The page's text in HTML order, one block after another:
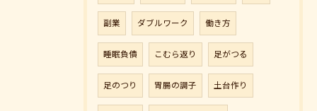
副業 ダブルワーク 働き方
睡眠負債 こむら返り 足がつる
足のつり 胃腸の調子 土台作り